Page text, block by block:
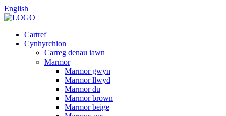
English
Cartref
Cynhyrchion
Carreg denau iawn
Marmor
Marmor gwyn
Marmor llwyd
Marmor du
Marmor brown
Marmor beige